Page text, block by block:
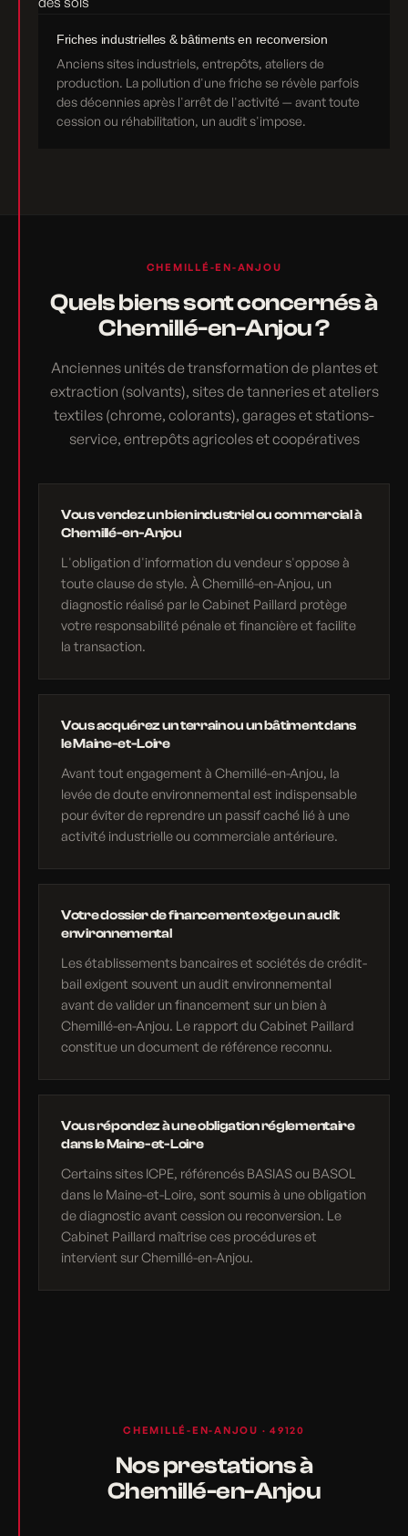
Friches industrielles & bâtiments en reconversion
Anciens sites industriels, entrepôts, ateliers de
production. La pollution d'une friche se révèle parfois
des décennies après l'arrêt de l'activité — avant toute
cession ou réhabilitation, un audit s'impose.
CHEMILLÉ-EN-ANJOU
Quels biens sont concernés à
Chemillé-en-Anjou ?
Anciennes unités de transformation de plantes et
extraction (solvants), sites de tanneries et ateliers
textiles (chrome, colorants), garages et stations-
service, entrepôts agricoles et coopératives
Vous vendez un bien industriel ou commercial à
Chemillé-en-Anjou
L'obligation d'information du vendeur s'oppose à
toute clause de style. À Chemillé-en-Anjou, un
diagnostic réalisé par le Cabinet Paillard protège
votre responsabilité pénale et financière et facilite
la transaction.
Vous acquérez un terrain ou un bâtiment dans
le Maine-et-Loire
Avant tout engagement à Chemillé-en-Anjou, la
levée de doute environnemental est indispensable
pour éviter de reprendre un passif caché lié à une
activité industrielle ou commerciale antérieure.
Votre dossier de financement exige un audit
environnemental
Les établissements bancaires et sociétés de crédit-
bail exigent souvent un audit environnemental
avant de valider un financement sur un bien à
Chemillé-en-Anjou. Le rapport du Cabinet Paillard
constitue un document de référence reconnu.
Vous répondez à une obligation réglementaire
dans le Maine-et-Loire
Certains sites ICPE, référencés BASIAS ou BASOL
dans le Maine-et-Loire, sont soumis à une obligation
de diagnostic avant cession ou reconversion. Le
Cabinet Paillard maîtrise ces procédures et
intervient sur Chemillé-en-Anjou.
CHEMILLÉ-EN-ANJOU · 49120
Nos prestations à
Chemillé-en-Anjou